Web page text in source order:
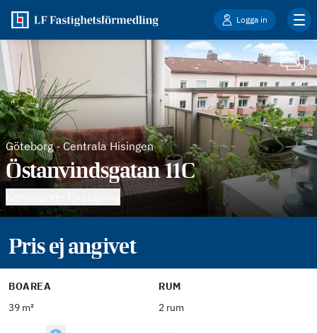
Logga in
Göteborg-Centrala Hisingen
Östanvindsgatan 11C
Pris ej angivet
BOAREA
39 m²
RUM
2 rum